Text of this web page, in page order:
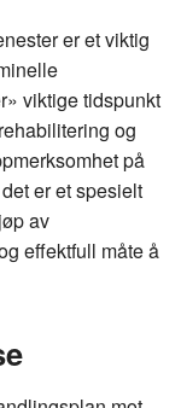
er et viktig
viktige tidspunkt
og
på
er et spesielt
av
effektfull måte å